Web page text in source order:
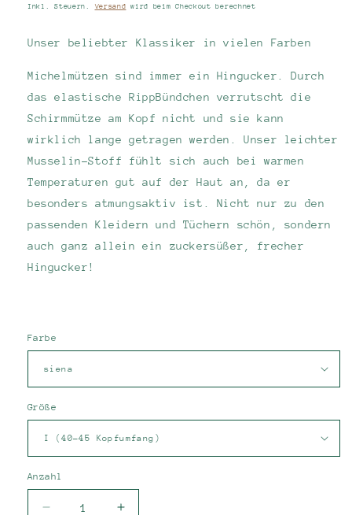
Preis
Inkl. Steuern. Versand wird beim Checkout berechnet
Unser beliebter Klassiker in vielen Farben
Michelmützen sind immer ein Hingucker. Durch
das elastische RippBündchen verrutscht die
Schirmmütze am Kopf nicht und sie kann
wirklich lange getragen werden. Unser leichter
Musselin-Stoff fühlt sich auch bei warmen
Temperaturen gut auf der Haut an, da er
besonders atmungsaktiv ist. Nicht nur zu den
passenden Kleidern und Tüchern schön, sondern
auch ganz allein ein zuckersüßer, frecher
Hingucker!
Farbe
Größe
Anzahl